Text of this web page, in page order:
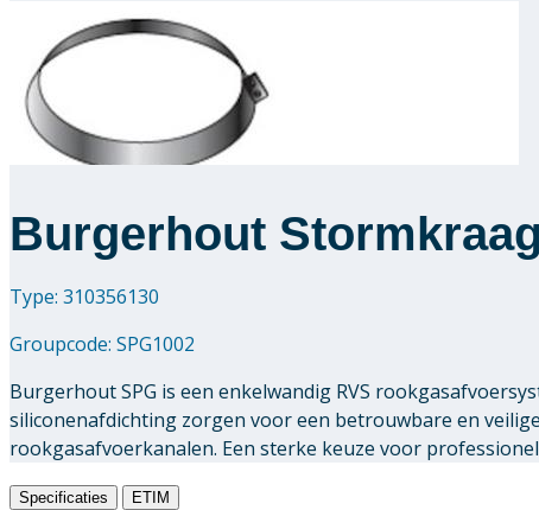
Burgerhout
Type: 310356130
Groupcode: SPG1002
Burgerhout SPG is een enkelwandig RVS
siliconenafdichting zorgen voor een betrouwbare en
rookgasafvoerkanalen. Een sterke keuze voor
Specificaties ETIM